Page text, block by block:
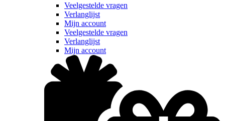
Veelgestelde vragen
Verlanglijst
Mijn account
Veelgestelde vragen
Verlanglijst
Mijn account